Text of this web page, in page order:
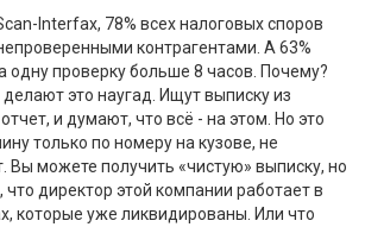
Interfax, 78% всех налоговых споров
контрагентами. А 63%
одну проверку больше 8 часов. Почему?
это наугад. Ищут выписку из
и думают, что всё - на этом. Но это
только по номеру на кузове, не
Вы можете получить «чистую» выписку, но
что директор этой компании работает в
которые уже ликвидированы. Или что